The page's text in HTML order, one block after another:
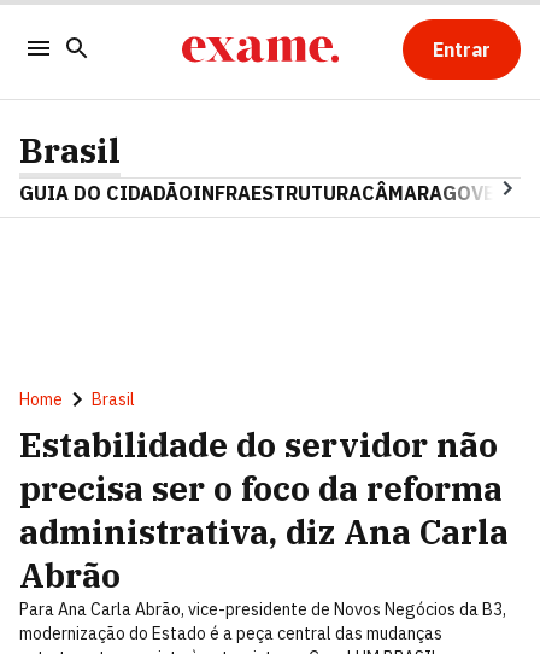
Entrar
Brasil
GUIA DO CIDADÃOINFRAESTRUTURACÂMARAGOVERNO
Home Brasil
Estabilidade do servidor não
precisa ser o foco da reforma
administrativa, diz Ana Carla
Abrão
Para Ana Carla Abrão, vice-presidente de Novos Negócios da B3,
modernização do Estado é a peça central das mudanças